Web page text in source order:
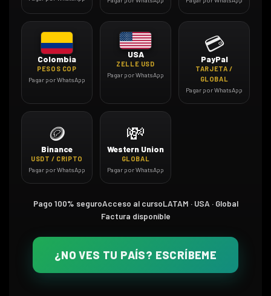
Colombia
PESOS COP
Pagar por WhatsApp
USA
ZELLE USD
Pagar por WhatsApp
💳
PayPal
TARJETA /
GLOBAL
Pagar por WhatsApp
🪙
Binance
USDT / CRIPTO
Pagar por WhatsApp
💸
Western Union
GLOBAL
Pagar por WhatsApp
Pago 100% seguroAcceso al cursoLATAM · USA · Global
Factura disponible
¿NO VES TU PAÍS? ESCRÍBEME